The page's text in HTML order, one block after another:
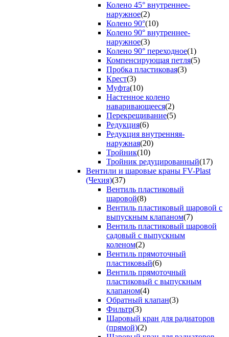
Колено 45° внутреннее-
наружное(2)
Колено 90°(10)
Колено 90° внутреннее-
наружное(3)
Колено 90° переходное(1)
Компенсирующая петля(5)
Пробка пластиковая(3)
Крест(3)
Муфта(10)
Настенное колено
наваривающееся(2)
Перекрещивание(5)
Редукция(6)
Редукция внутренняя-
наружная(20)
Тройник(10)
Тройник редуцированный(17)
Вентили и шаровые краны FV-Plast
(Чехия)(37)
Вентиль пластиковый
шаровой(8)
Вентиль пластиковый шаровой с
выпускным клапаном(7)
Вентиль пластиковый шаровой
садовый с выпускным
коленом(2)
Вентиль прямоточный
пластиковый(6)
Вентиль прямоточный
пластиковый с выпускным
клапаном(4)
Обратный клапан(3)
Фильтр(3)
Шаровый кран для радиаторов
(прямой)(2)